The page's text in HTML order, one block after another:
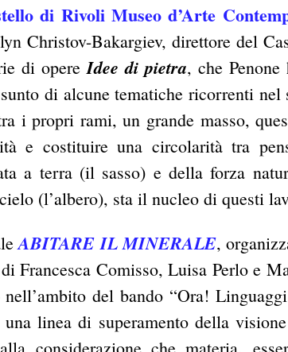
di Rivoli Museo d’Arte
Christov-Bakargiev, direttore del
di opereIdee di pietra, che
di alcune tematiche ricorrenti nel
i propri rami, un grande masso,
e costituire una circolarità tra
a terra (il sasso) e della forza
(l’albero), sta il nucleo di questi
ABITARE IL MINERALE,
Francesca Comisso, Luisa Perlo e
del bando “Ora!
linea di superamento della
considerazione che materia,